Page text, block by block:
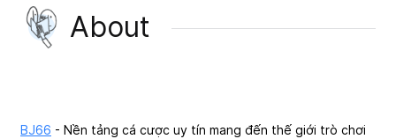
About
BJ66 - Nền tảng cá cược uy tín mang đến thế giới trò chơi